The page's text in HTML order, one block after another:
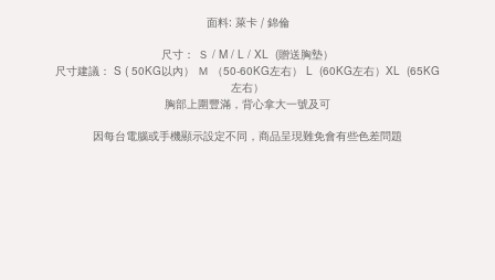
面料: 萊卡 / 錦倫
尺寸： Ｓ / M / L / XL (贈送胸墊）
尺寸建議： S ( 50KG以內） Ｍ （50-60KG左右） L (60KG左右）XL (65KG
左右）
胸部上圍豐滿，背心拿大一號及可
因每台電腦或手機顯示設定不同，商品呈現難免會有些色差問題